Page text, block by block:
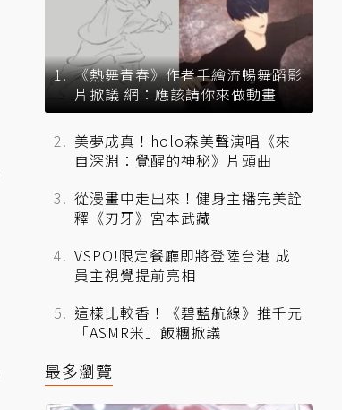
《熱舞青春》作者手繪流暢舞蹈影
片掀議 網：應該請你來做動畫
美夢成真！holo森美聲演唱《來
自深淵：覺醒的神秘》片頭曲
從漫畫中走出來！健身主播完美詮
釋《刃牙》宮本武藏
VSPO!限定餐廳即將登陸台港 成
員主視覺提前亮相
這樣比較香！《碧藍航線》推千元
「ASMR米」飯糰掀議
最多瀏覽